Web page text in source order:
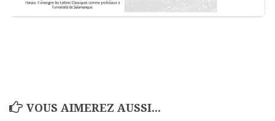
VOUS AIMEREZ AUSSI...